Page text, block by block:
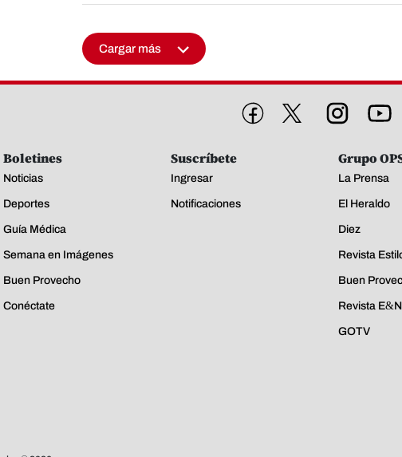
Cargar más
Boletines
Noticias
Deportes
Guía Médica
Semana en Imágenes
Buen Provecho
Conéctate
Suscríbete
Ingresar
Notificaciones
Grupo
La Prensa
El Heraldo
Diez
Revista
Buen
Revista E&N
GOTV